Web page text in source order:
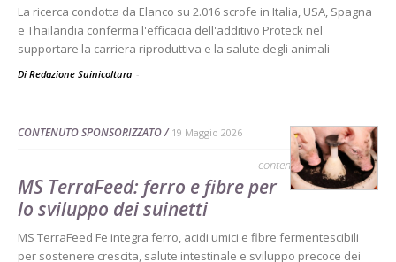
La ricerca condotta da Elanco su 2.016 scrofe in Italia, USA, Spagna
e Thailandia conferma l'efficacia dell'additivo Proteck nel
supportare la carriera riproduttiva e la salute degli animali
Di Redazione Suinicoltura -
CONTENUTO SPONSORIZZATO 19 Maggio 2026
contenuto sponsorizzato
MS TerraFeed: ferro e fibre per
lo sviluppo dei suinetti
MS TerraFeed Fe integra ferro, acidi umici e fibre fermentescibili
per sostenere crescita, salute intestinale e sviluppo precoce dei